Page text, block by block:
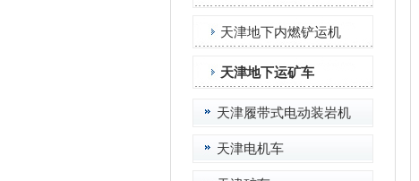
天津地下内燃铲运机
天津地下运矿车
天津履带式电动装岩机
天津电机车